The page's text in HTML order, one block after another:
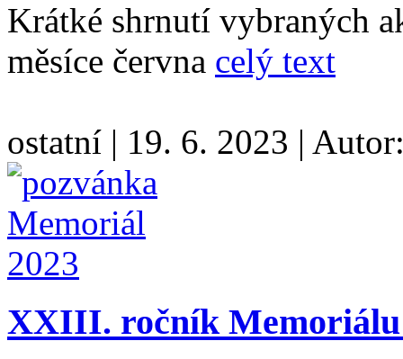
Krátké shrnutí vybraných
měsíce června celý text
ostatní | 19. 6. 2023 |
XXIII. ročník